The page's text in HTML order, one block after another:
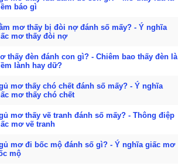
báo gì
mơ thấy bị đòi nợ đánh số mấy? - Ý nghĩa
mơ thấy đòi nợ
thấy đèn đánh con gì? - Chiêm bao thấy đèn là
lành hay dữ?
mơ thấy chó chết đánh số mấy? - Ý nghĩa
mơ thấy chó chết
mơ thấy vẽ tranh đánh số mấy? - Thông điệp
mơ vẽ tranh
mơ đi bốc mộ đánh số gì? - Ý nghĩa giấc mơ
mộ